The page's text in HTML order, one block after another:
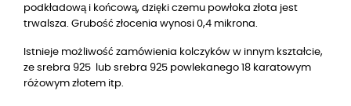
podkładową i końcową, dzięki czemu powłoka złota jest
trwalsza. Grubość złocenia wynosi 0,4 mikrona.
Istnieje możliwość zamówienia kolczyków w innym kształcie,
ze srebra 925 lub srebra 925 powlekanego 18 karatowym
różowym złotem itp.